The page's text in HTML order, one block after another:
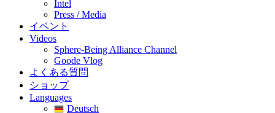
Intel
Press / Media
イベント
Videos
Sphere-Being Alliance Channel
Goode Vlog
よくある質問
ショップ
Languages
Deutsch